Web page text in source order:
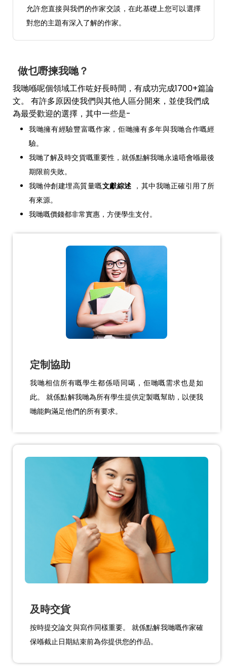
允許您直接與我們的作家交談，在此基礎上您可以選擇
對您的主題有深入了解的作家。
做乜嘢揀我哋？
我哋喺呢個領域工作咗好長時間，有成功完成1700+篇論
文。 有許多原因使我們與其他人區分開來，並使我們成
為最受歡迎的選擇，其中一些是-
我哋擁有經驗豐富嘅作家，佢哋擁有多年與我哋合作嘅經
驗。
我哋了解及時交貨嘅重要性，就係點解我哋永遠唔會喺最後
期限前失敗。
我哋仲創建埋高質量嘅文獻綜述 ，其中我哋正確引用了所
有來源。
我哋嘅價錢都非常實惠，方便學生支付。
定制協助
我哋相信所有嘅學生都係唔同噶，佢哋嘅需求也是如
此。 就係點解我哋為所有學生提供定製嘅幫助，以便我
哋能夠滿足他們的所有要求。
及時交貨
按時提交論文與寫作同樣重要。 就係點解我哋嘅作家確
保喺截止日期結束前為你提供您的作品。